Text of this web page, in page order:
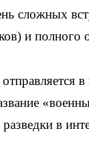
сложных
и полного
в
в